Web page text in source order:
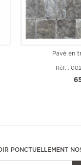
Pavé en
Réf. :
PONCTUELLEMENT